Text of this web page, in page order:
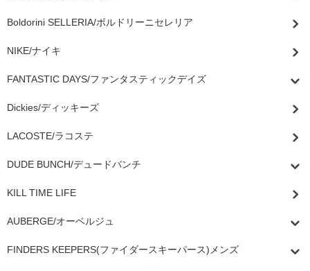
Boldorini SELLERIA/ボルドリーニセレリア
NIKE/ナイキ
FANTASTIC DAYS/ファンタスティックデイズ
Dickies/ディッキーズ
LACOSTE/ラコステ
DUDE BUNCH/デュードバンチ
KILL TIME LIFE
AUBERGE/オーベルジュ
FINDERS KEEPERS(ファイダースキーパース)メンズ